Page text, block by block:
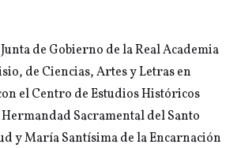
de Gobierno de la Real Academia
de Ciencias, Artes y Letras en
el Centro de Estudios Históricos
Sacramental del Santo
y María Santísima de la Encarnación